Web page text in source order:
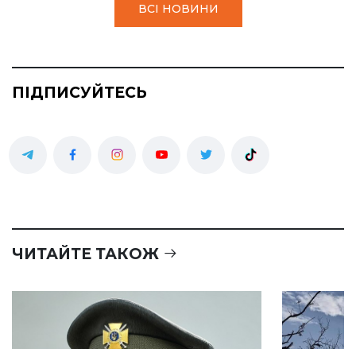
ВСІ НОВИНИ
ПІДПИСУЙТЕСЬ
ЧИТАЙТЕ ТАКОЖ